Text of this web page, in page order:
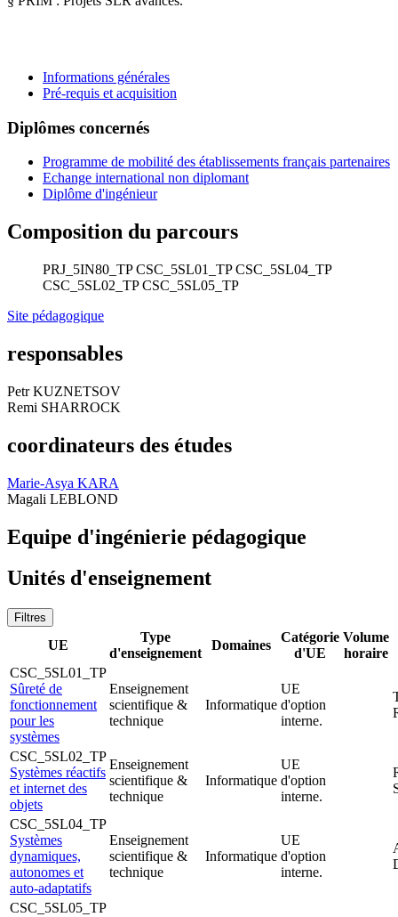
Informations générales
Pré-requis et acquisition
Diplômes concernés
Programme de mobilité des établissements français partenaires
Echange international non diplomant
Diplôme d'ingénieur
Composition du parcours
PRJ_5IN80_TP CSC_5SL01_TP CSC_5SL04_TP
CSC_5SL02_TP CSC_5SL05_TP
Site pédagogique
responsables
Petr KUZNETSOV
Remi SHARROCK
coordinateurs des études
Marie-Asya KARA
Magali LEBLOND
Equipe d'ingénierie pédagogique
Unités d'enseignement
Filtres
UE
Type
d'enseignement
Domaines
Catégorie
d'UE
Volume
horaire
CSC_5SL01_TP
Sûreté de
fonctionnement
pour les
systèmes
Enseignement
scientifique &
technique
Informatique
UE
d'option
interne.
CSC_5SL02_TP
Systèmes réactifs
et internet des
objets
Enseignement
scientifique &
technique
Informatique
UE
d'option
interne.
CSC_5SL04_TP
Systèmes
dynamiques,
autonomes et
auto-adaptatifs
Enseignement
scientifique &
technique
Informatique
UE
d'option
interne.
CSC_5SL05_TP